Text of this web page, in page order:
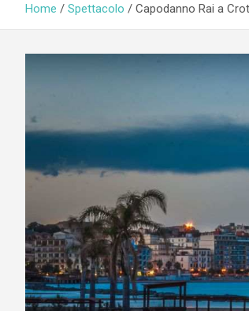
Home Spettacolo Capodanno Rai a